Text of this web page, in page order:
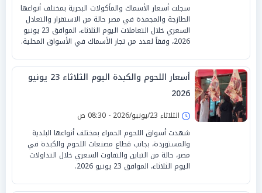
سجلت أسعار الأسماك والمأكولات البحرية بمختلف أنواعها
الطازجة والمجمدة في مصر حالة من الاستقرار والتعادل
السعري خلال التعاملات اليوم الثلاثاء، الموافق 23 يونيو
2026، وفقاً لعدد من تجار الأسماك في الأسواق المحلية.
أسعار اللحوم والكبدة اليوم الثلاثاء 23 يونيو
2026
الثلاثاء 23/يونيو/2026 - 08:30 ص
شهدت أسواق اللحوم الحمراء بمختلف أنواعها البلدية
والمستوردة، بجانب قطاع مصنعات اللحوم والكبدة في
مصر، حالة من التباين والتفاوت السعري خلال التداولات
اليوم الثلاثاء، الموافق 23 يونيو 2026.